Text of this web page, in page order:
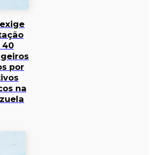
40
por
na